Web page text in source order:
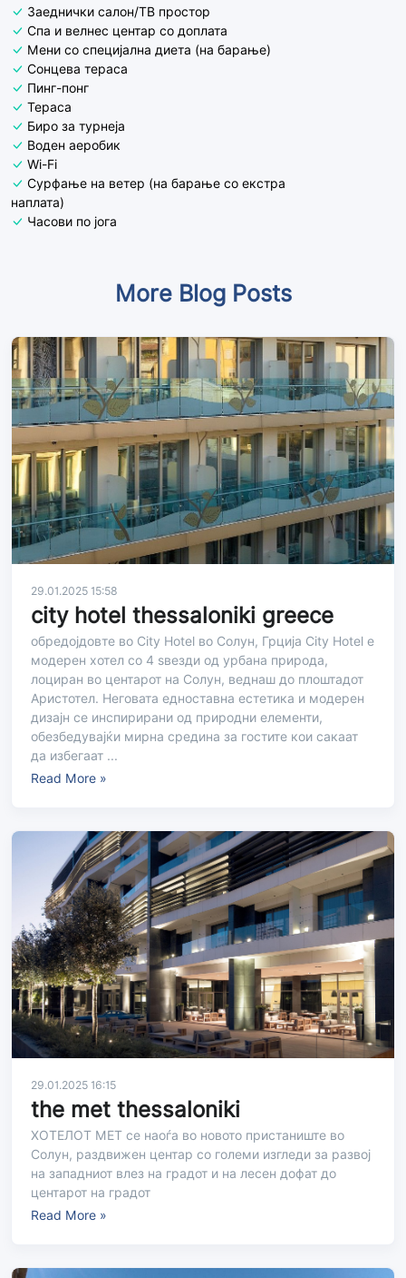
Заеднички салон/ТВ простор
Спа и велнес центар со доплата
Мени со специјална диета (на барање)
Сонцева тераса
Пинг-понг
Тераса
Биро за турнеја
Воден аеробик
Wi-Fi
Сурфање на ветер (на барање со екстра
наплата)
Часови по јога
More Blog Posts
29.01.2025 15:58
city hotel thessaloniki greece
обредојдовте во City Hotel во Солун, Грција City Hotel е
модерен хотел со 4 ѕвезди од урбана природа,
лоциран во центарот на Солун, веднаш до плоштадот
Аристотел. Неговата едноставна естетика и модерен
дизајн се инспирирани од природни елементи,
обезбедувајќи мирна средина за гостите кои сакаат
да избегаат ...
Read More »
29.01.2025 16:15
the met thessaloniki
ХОТЕЛОТ МЕТ се наоѓа во новото пристаниште во
Солун, раздвижен центар со големи изгледи за развој
на западниот влез на градот и на лесен дофат до
центарот на градот
Read More »